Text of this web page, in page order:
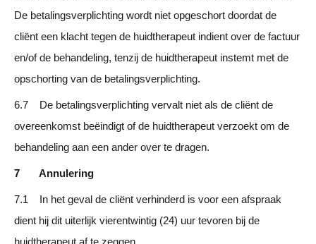
De betalingsverplichting wordt niet opgeschort doordat de
cliënt een klacht tegen de huidtherapeut indient over de factuur
en/of de behandeling, tenzij de huidtherapeut instemt met de
opschorting van de betalingsverplichting.
6.7 De betalingsverplichting vervalt niet als de cliënt de
overeenkomst beëindigt of de huidtherapeut verzoekt om de
behandeling aan een ander over te dragen.
7 Annulering
7.1 In het geval de cliënt verhinderd is voor een afspraak
dient hij dit uiterlijk vierentwintig (24) uur tevoren bij de
huidtherapeut af te zeggen.